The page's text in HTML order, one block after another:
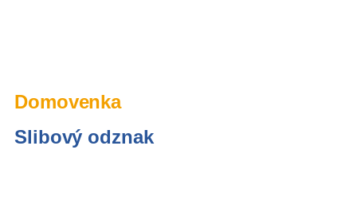
Domovenka
Slibový odznak